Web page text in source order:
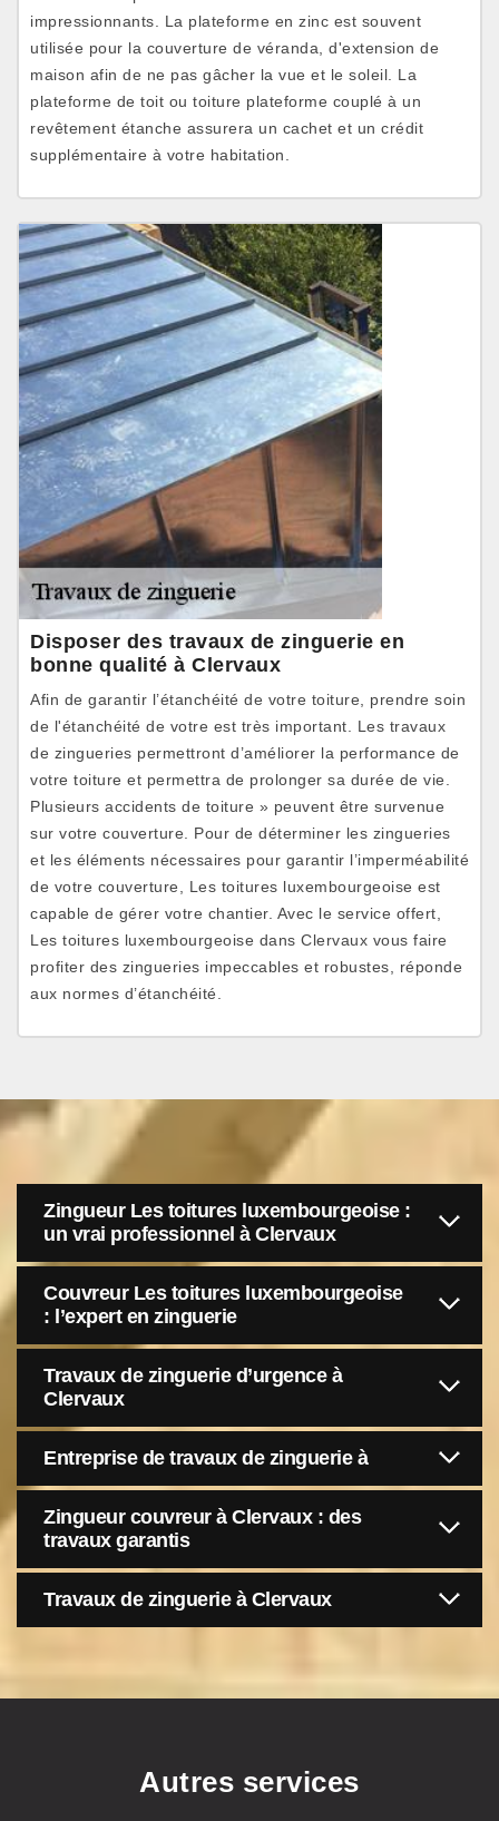
impressionnants. La plateforme en zinc est souvent
utilisée pour la couverture de véranda, d'extension de
maison afin de ne pas gâcher la vue et le soleil. La
plateforme de toit ou toiture plateforme couplé à un
revêtement étanche assurera un cachet et un crédit
supplémentaire à votre habitation.
Disposer des travaux de zinguerie en
bonne qualité à Clervaux
Afin de garantir l’étanchéité de votre toiture, prendre soin
de l'étanchéité de votre est très important. Les travaux
de zingueries permettront d’améliorer la performance de
votre toiture et permettra de prolonger sa durée de vie.
Plusieurs accidents de toiture » peuvent être survenue
sur votre couverture. Pour de déterminer les zingueries
et les éléments nécessaires pour garantir l’imperméabilité
de votre couverture, Les toitures luxembourgeoise est
capable de gérer votre chantier. Avec le service offert,
Les toitures luxembourgeoise dans Clervaux vous faire
profiter des zingueries impeccables et robustes, réponde
aux normes d’étanchéité.
Zingueur Les toitures luxembourgeoise :
un vrai professionnel à Clervaux
Couvreur Les toitures luxembourgeoise
: l’expert en zinguerie
Travaux de zinguerie d’urgence à
Clervaux
Entreprise de travaux de zinguerie à
Zingueur couvreur à Clervaux : des
travaux garantis
Travaux de zinguerie à Clervaux
Autres services